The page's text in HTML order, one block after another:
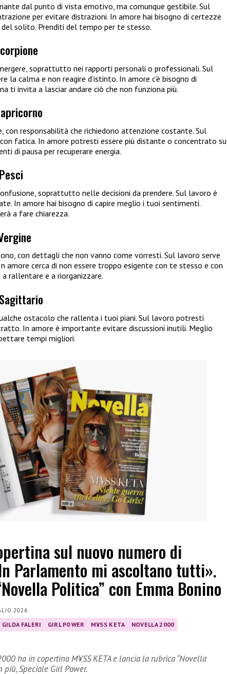
dal punto di vista emotivo, ma comunque gestibile. Sul
per evitare distrazioni. In amore hai bisogno di certezze
solito. Prenditi del tempo per te stesso.
soprattutto nei rapporti personali o professionali. Sul
la calma e non reagire d’istinto. In amore c’è bisogno di
ti invita a lasciar andare ciò che non funziona più.
con responsabilità che richiedono attenzione costante. Sul
fatica. In amore potresti essere più distante o concentrato su
di pausa per recuperare energia.
soprattutto nelle decisioni da prendere. Sul lavoro è
In amore hai bisogno di capire meglio i tuoi sentimenti.
a fare chiarezza.
con dettagli che non vanno come vorresti. Sul lavoro serve
amore cerca di non essere troppo esigente con te stesso e con
rallentare e a riorganizzare.
ostacolo che rallenta i tuoi piani. Sul lavoro potresti
In amore è importante evitare discussioni inutili. Meglio
tempi migliori.
sul nuovo numero di
Parlamento mi ascoltano tutti».
Politica” con Emma Bonino
2026
GILDA FALERI GIRL POWER M¥SS KETA
NOVELLA 2000
ha in copertina M¥SS KETA e lancia la rubrica “Novella
più, Speciale Girl Power.